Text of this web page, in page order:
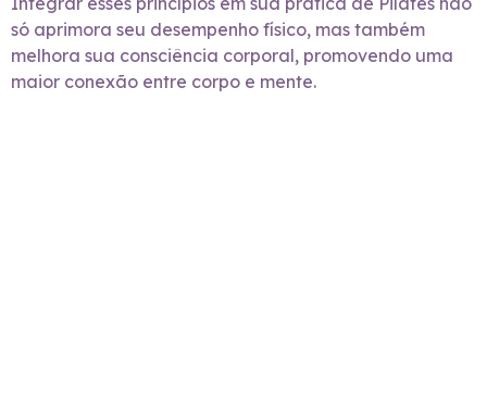
só aprimora seu desempenho físico, mas também
melhora sua consciência corporal, promovendo uma
maior conexão entre corpo e mente.